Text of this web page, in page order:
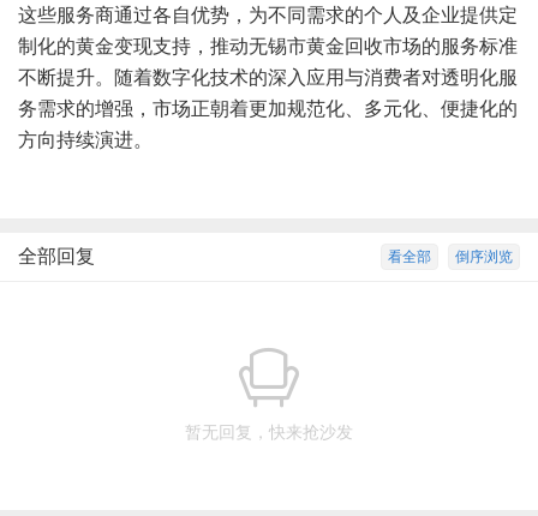
这些服务商通过各自优势，为不同需求的个人及企业提供定
制化的黄金变现支持，推动无锡市黄金回收市场的服务标准
不断提升。随着数字化技术的深入应用与消费者对透明化服
务需求的增强，市场正朝着更加规范化、多元化、便捷化的
方向持续演进。
倒序浏览
看全部
全部回复
暂无回复，快来抢沙发